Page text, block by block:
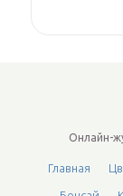
Онлайн-
Главная